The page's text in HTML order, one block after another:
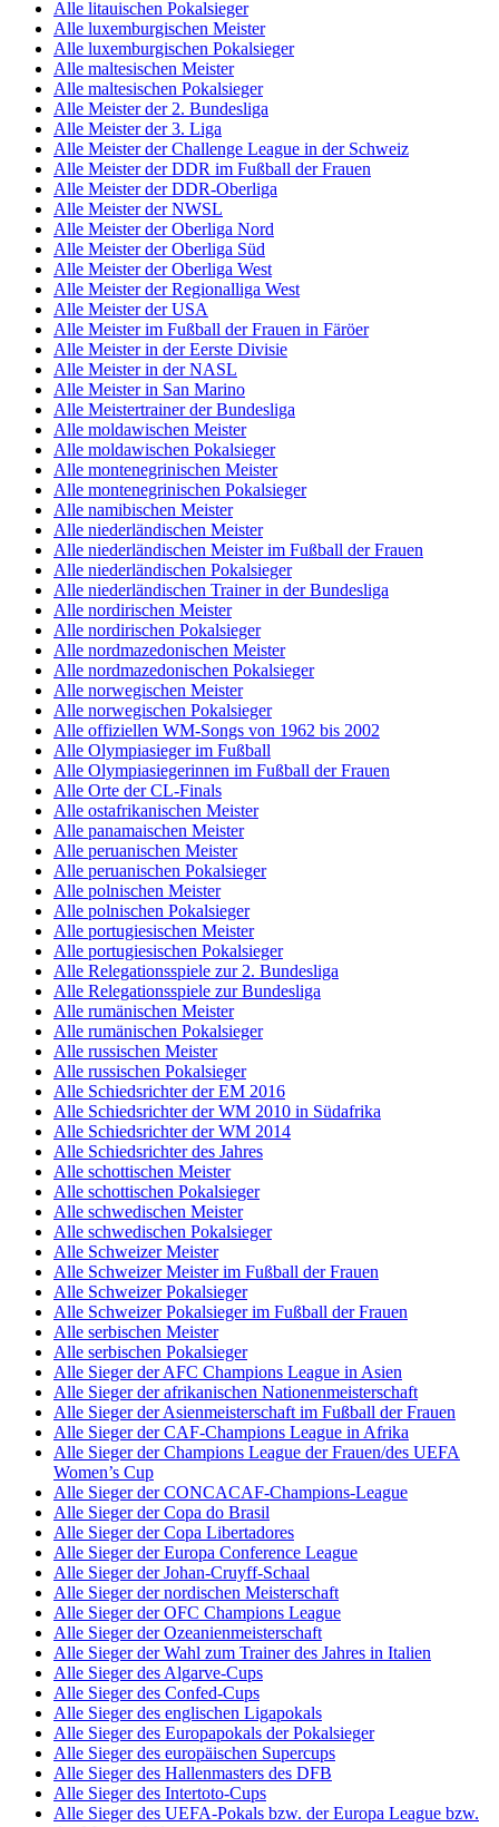
Alle litauischen Pokalsieger
Alle luxemburgischen Meister
Alle luxemburgischen Pokalsieger
Alle maltesischen Meister
Alle maltesischen Pokalsieger
Alle Meister der 2. Bundesliga
Alle Meister der 3. Liga
Alle Meister der Challenge League in der Schweiz
Alle Meister der DDR im Fußball der Frauen
Alle Meister der DDR-Oberliga
Alle Meister der NWSL
Alle Meister der Oberliga Nord
Alle Meister der Oberliga Süd
Alle Meister der Oberliga West
Alle Meister der Regionalliga West
Alle Meister der USA
Alle Meister im Fußball der Frauen in Färöer
Alle Meister in der Eerste Divisie
Alle Meister in der NASL
Alle Meister in San Marino
Alle Meistertrainer der Bundesliga
Alle moldawischen Meister
Alle moldawischen Pokalsieger
Alle montenegrinischen Meister
Alle montenegrinischen Pokalsieger
Alle namibischen Meister
Alle niederländischen Meister
Alle niederländischen Meister im Fußball der Frauen
Alle niederländischen Pokalsieger
Alle niederländischen Trainer in der Bundesliga
Alle nordirischen Meister
Alle nordirischen Pokalsieger
Alle nordmazedonischen Meister
Alle nordmazedonischen Pokalsieger
Alle norwegischen Meister
Alle norwegischen Pokalsieger
Alle offiziellen WM-Songs von 1962 bis 2002
Alle Olympiasieger im Fußball
Alle Olympiasiegerinnen im Fußball der Frauen
Alle Orte der CL-Finals
Alle ostafrikanischen Meister
Alle panamaischen Meister
Alle peruanischen Meister
Alle peruanischen Pokalsieger
Alle polnischen Meister
Alle polnischen Pokalsieger
Alle portugiesischen Meister
Alle portugiesischen Pokalsieger
Alle Relegationsspiele zur 2. Bundesliga
Alle Relegationsspiele zur Bundesliga
Alle rumänischen Meister
Alle rumänischen Pokalsieger
Alle russischen Meister
Alle russischen Pokalsieger
Alle Schiedsrichter der EM 2016
Alle Schiedsrichter der WM 2010 in Südafrika
Alle Schiedsrichter der WM 2014
Alle Schiedsrichter des Jahres
Alle schottischen Meister
Alle schottischen Pokalsieger
Alle schwedischen Meister
Alle schwedischen Pokalsieger
Alle Schweizer Meister
Alle Schweizer Meister im Fußball der Frauen
Alle Schweizer Pokalsieger
Alle Schweizer Pokalsieger im Fußball der Frauen
Alle serbischen Meister
Alle serbischen Pokalsieger
Alle Sieger der AFC Champions League in Asien
Alle Sieger der afrikanischen Nationenmeisterschaft
Alle Sieger der Asienmeisterschaft im Fußball der Frauen
Alle Sieger der CAF-Champions League in Afrika
Alle Sieger der Champions League der Frauen/des UEFA
Women’s Cup
Alle Sieger der CONCACAF-Champions-League
Alle Sieger der Copa do Brasil
Alle Sieger der Copa Libertadores
Alle Sieger der Europa Conference League
Alle Sieger der Johan-Cruyff-Schaal
Alle Sieger der nordischen Meisterschaft
Alle Sieger der OFC Champions League
Alle Sieger der Ozeanienmeisterschaft
Alle Sieger der Wahl zum Trainer des Jahres in Italien
Alle Sieger des Algarve-Cups
Alle Sieger des Confed-Cups
Alle Sieger des englischen Ligapokals
Alle Sieger des Europapokals der Pokalsieger
Alle Sieger des europäischen Supercups
Alle Sieger des Hallenmasters des DFB
Alle Sieger des Intertoto-Cups
Alle Sieger des UEFA-Pokals bzw. der Europa League bzw.